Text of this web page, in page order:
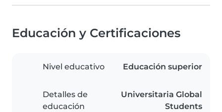
Educación y Certificaciones
Nivel educativo Educación superior
Detalles de
educación
Universitaria Global
Students